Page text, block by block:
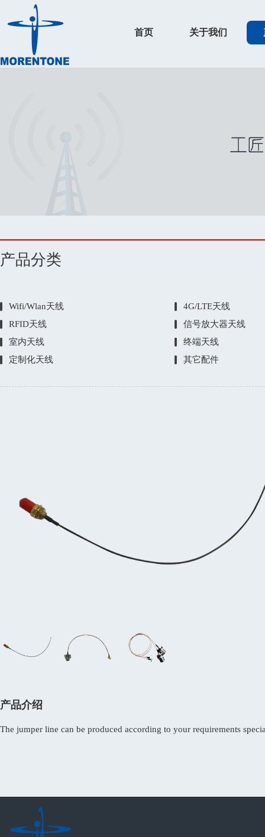
首页 关于我们
产品分类
Wifi/Wlan天线
4G/LTE天线
RFID天线
信号放大器天线
室内天线
终端天线
定制化天线
其它配件
产品介绍
The jumper line can be produced according to your requirements